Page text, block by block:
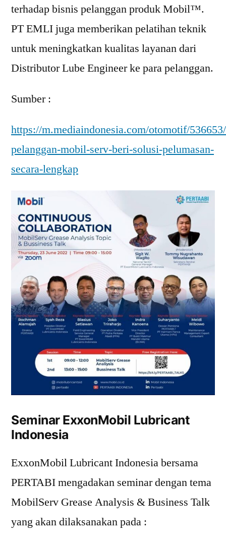
terhadap bisnis pelanggan produk Mobil™.
PT EMLI juga memberikan pelatihan teknik
untuk meningkatkan kualitas layanan dari
Distributor Lube Engineer ke para pelanggan.
Sumber :
https://m.mediaindonesia.com/otomotif/
pelanggan-mobil-serv-beri-solusi-pelumasan-
secara-lengkap
Seminar ExxonMobil Lubricant
Indonesia
ExxonMobil Lubricant Indonesia bersama
PERTABI mengadakan seminar dengan tema
MobilServ Grease Analysis & Business Talk
yang akan dilaksanakan pada :